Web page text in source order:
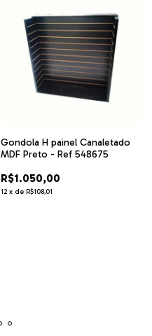
Gondola H painel Canaletado
MDF Preto - Ref 548675
R$1.050,00
12 x de R$108,01